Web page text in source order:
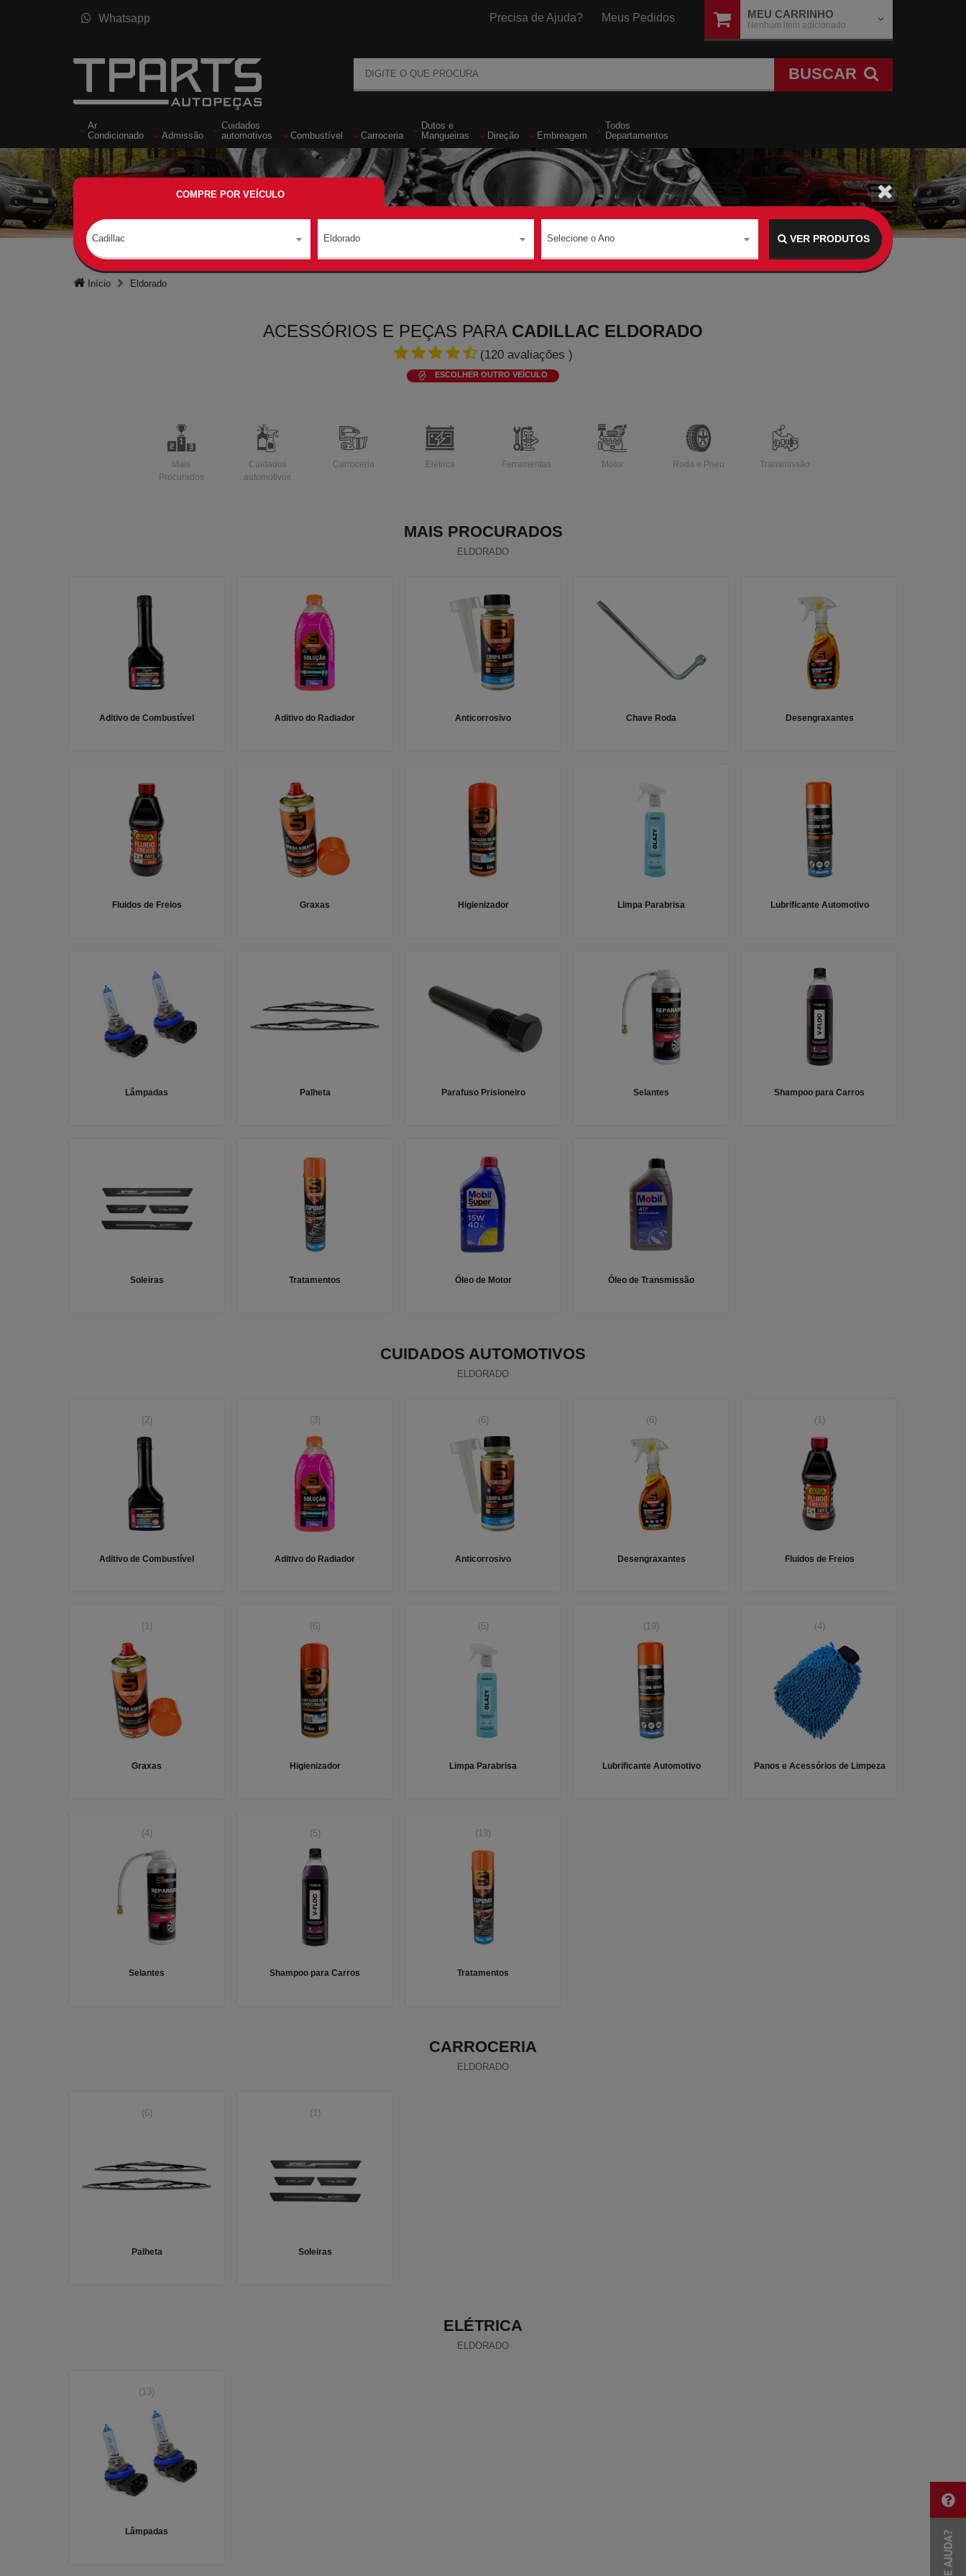
Whatsapp Precisa de Ajuda? Meus Pedidos MEU CARRINHO
Nenhum item adicionado
BUSCAR
Ar
Condicionado
Admissão
Cuidados
automotivos
Combustível Carroceria
Dutos e
Mangueiras
Direção Embreagem
Todos
Departamentos
COMPRE POR VEÍCULO
Cadillac Eldorado Selecione o Ano VER PRODUTOS
Início Eldorado
ACESSÓRIOS E PEÇAS PARA CADILLAC ELDORADO
(120avaliações )
ESCOLHER OUTRO VEÍCULO
Mais
Procurados
Cuidados
automotivos
Carroceria Elétrica Ferramentas Motor Roda e Pneu Transmissão
MAIS PROCURADOS
ELDORADO
Aditivo de Combustível Aditivo do Radiador Anticorrosivo Chave Roda Desengraxantes
Fluidos de Freios Graxas Higienizador Limpa Parabrisa Lubrificante Automotivo
Lâmpadas Palheta Parafuso Prisioneiro Selantes Shampoo para Carros
Soleiras Tratamentos Óleo de Motor Óleo de Transmissão
CUIDADOS AUTOMOTIVOS
ELDORADO
(2)
Aditivo de Combustível
(3)
Aditivo do Radiador
(6)
Anticorrosivo
(6)
Desengraxantes
(1)
Fluidos de Freios
(1)
Graxas
(6)
Higienizador
(5)
Limpa Parabrisa
(19)
Lubrificante Automotivo
(4)
Panos e Acessórios de Limpeza
(4)
Selantes
(5)
Shampoo para Carros
(13)
Tratamentos
CARROCERIA
ELDORADO
(6)
Palheta
(1)
Soleiras
ELÉTRICA
ELDORADO
(13)
Lâmpadas